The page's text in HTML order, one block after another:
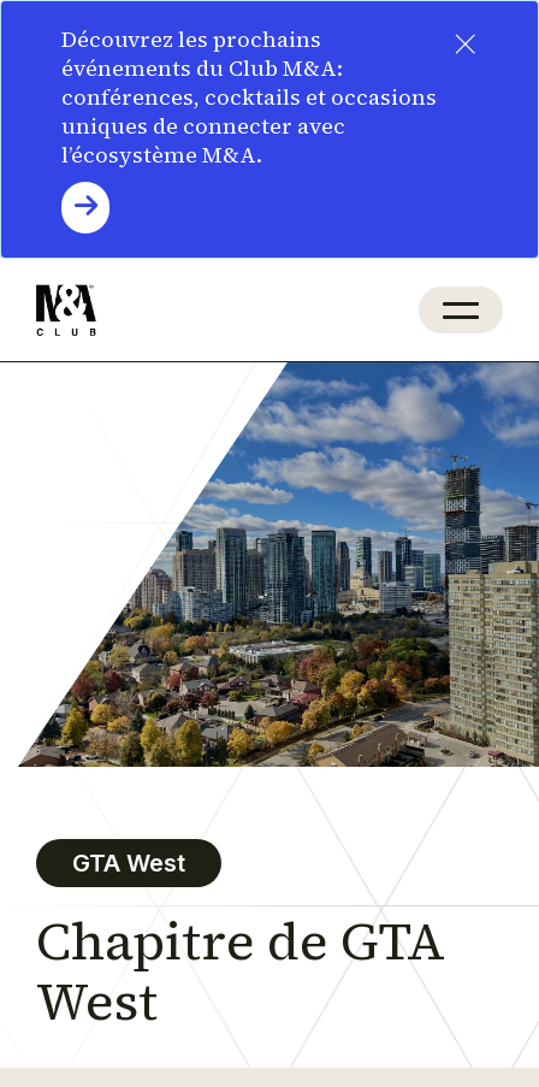
×
Découvrez les prochains
événements du Club M&A:
conférences, cocktails et occasions
uniques de connecter avec
l’écosystème M&A.
GTA West
Chapitre de GTA
West